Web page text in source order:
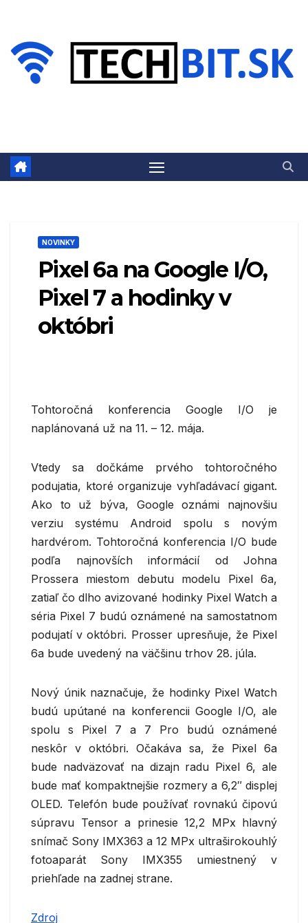
obsah
NOVINKY
Pixel 6a na Google I/O,
Pixel 7 a hodinky v
októbri
Tohtoročná konferencia Google I/O je
naplánovaná už na 11. – 12. mája.
Vtedy sa dočkáme prvého tohtoročného
podujatia, ktoré organizuje vyhľadávací gigant.
Ako to už býva, Google oznámi najnovšiu
verziu systému Android spolu s novým
hardvérom. Tohtoročná konferencia I/O bude
podľa najnovších informácií od Johna
Prossera miestom debutu modelu Pixel 6a,
zatiaľ čo dlho avizované hodinky Pixel Watch a
séria Pixel 7 budú oznámené na samostatnom
podujatí v októbri. Prosser upresňuje, že Pixel
6a bude uvedený na väčšinu trhov 28. júla.
Nový únik naznačuje, že hodinky Pixel Watch
budú upútané na konferencii Google I/O, ale
spolu s Pixel 7 a 7 Pro budú oznámené
neskôr v októbri. Očakáva sa, že Pixel 6a
bude nadväzovať na dizajn radu Pixel 6, ale
bude mať kompaktnejšie rozmery a 6,2″ displej
OLED. Telefón bude používať rovnakú čipovú
súpravu Tensor a prinesie 12,2 MPx hlavný
snímač Sony IMX363 a 12 MPx ultraširokouhlý
fotoaparát Sony IMX355 umiestnený v
priehľade na zadnej strane.
Zdroj